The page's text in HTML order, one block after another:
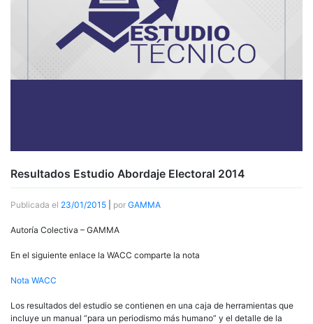
Resultados Estudio Abordaje Electoral 2014
Publicada el 23/01/2015 por GAMMA
Autoría Colectiva – GAMMA
En el siguiente enlace la WACC comparte la nota
Nota WACC
Los resultados del estudio se contienen en una caja de herramientas que
incluye un manual “para un periodismo más humano” y el detalle de la